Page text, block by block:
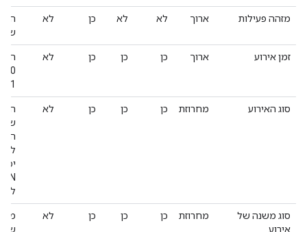
מזהה פעילות ארוך לא לא כן
לא
זמן אירוע ארוך כן כן כן לא
01
סוג האירוע מחרוזת כן כן כן לא
סוג משנה של
אירוע
מחרוזת כן כן כן לא